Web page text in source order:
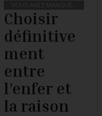
VOUS AVEZ MANQUÉ...
Choisir
définitive
ment
entre
l’enfer et
la raison